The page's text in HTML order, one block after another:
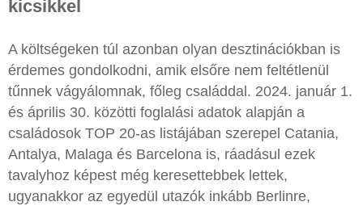
kicsikkel
A költségeken túl azonban olyan desztinációkban is
érdemes gondolkodni, amik elsőre nem feltétlenül
tűnnek vágyálomnak, főleg családdal. 2024. január 1.
és április 30. közötti foglalási adatok alapján a
családosok TOP 20-as listájában szerepel Catania,
Antalya, Malaga és Barcelona is, ráadásul ezek
tavalyhoz képest még keresettebbek lettek,
ugyanakkor az egyedül utazók inkább Berlinre,